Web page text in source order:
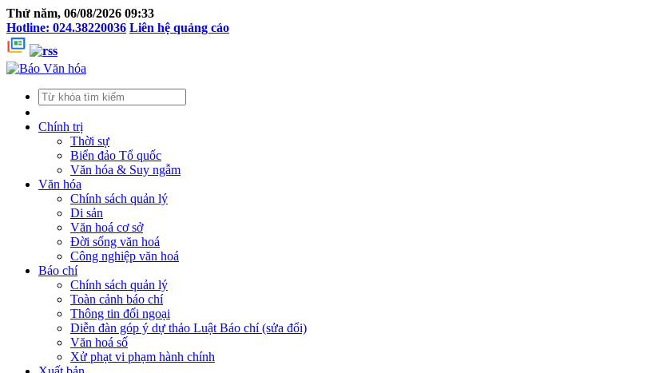
Thứ năm, 06/08/2026 09:33
Hotline: 024.38220036 Liên hệ quảng cáo
Chính trị
Thời sự
Biển đảo Tổ quốc
Văn hóa & Suy ngẫm
Văn hóa
Chính sách quản lý
Di sản
Văn hoá cơ sở
Đời sống văn hoá
Công nghiệp văn hoá
Báo chí
Chính sách quản lý
Toàn cảnh báo chí
Thông tin đối ngoại
Diễn đàn góp ý dự thảo Luật Báo chí (sửa đổi)
Văn hoá số
Xử phạt vi phạm hành chính